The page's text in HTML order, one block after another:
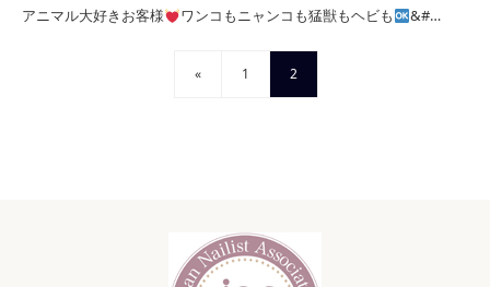
アニマル大好きお客様 ワンコもニャンコも猛獣もヘビも &#…
« 1 2